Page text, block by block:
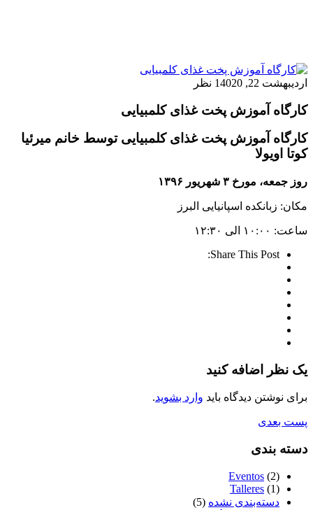
اردیبهشت 22, 1402 0 نظر
کارگاه آموزش پخت غذای کلمبیایی
کارگاه آموزش پخت غذای کلمبیایی توسط خانم میرئیا
کوتا اویولا
روز جمعه، مورخ ۳ شهریور ۱۳۹۶
مکان: زبانکده اسپانیایی البرز
ساعت: ۱۰:۰۰ الی ۱۲:۳۰
Share This Post:
یک نظر اضافه کنید
برای نوشتن دیدگاه باید وارد بشوید.
پست بعدی
دسته بندی
Eventos (2)
Talleres (1)
دسته‌بندی نشده (5)